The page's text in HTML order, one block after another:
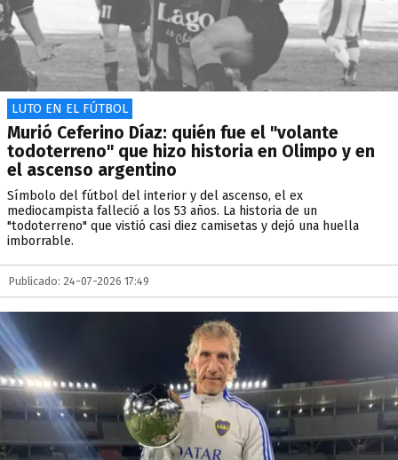
LUTO EN EL FÚTBOL
Murió Ceferino Díaz: quién fue el "volante
todoterreno" que hizo historia en Olimpo y en
el ascenso argentino
Símbolo del fútbol del interior y del ascenso, el ex
mediocampista falleció a los 53 años. La historia de un
"todoterreno" que vistió casi diez camisetas y dejó una huella
imborrable.
Publicado: 24-07-2026 17:49